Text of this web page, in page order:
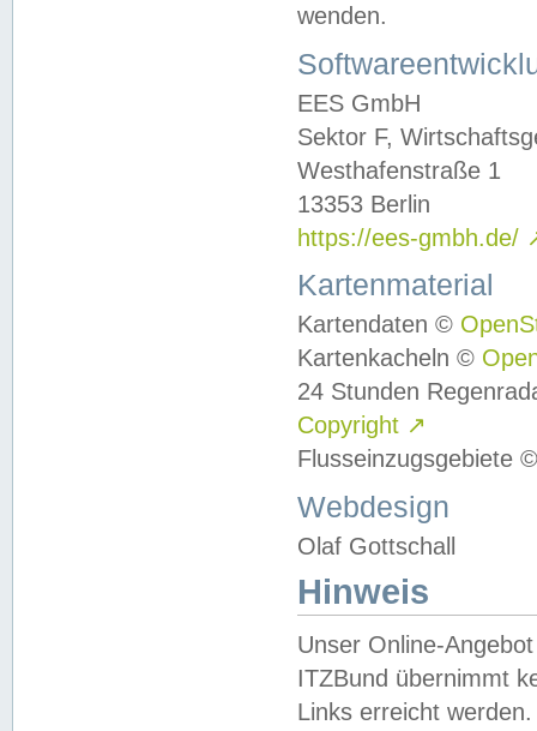
wenden.
EES GmbH
Sektor F,
Westhafenstraße 1
13353 Berlin
https://ees-gmbh.de/
Kartenmaterial
Kartendaten ©
Kartenkacheln ©
24 Stunden
Copyright ↗
Flusseinzugsgebiete
Webdesign
Olaf Gottschall
Hinweis
Unser Online-
ITZBund übernimmt
Links erreicht